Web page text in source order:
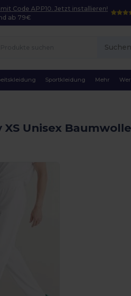
Code APP10. Jetzt installieren!
ab 79€
Suchen
Sportkleidung Mehr
XS Unisex